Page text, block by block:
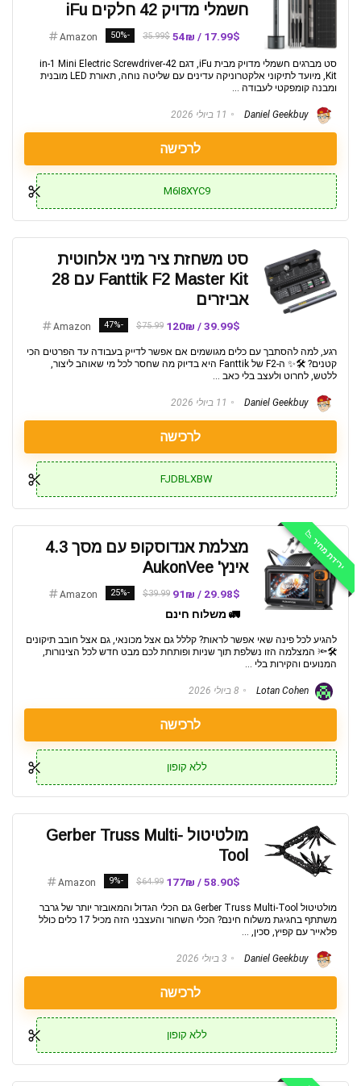
חשמלי מדויק 42 חלקים iFu
17.99$ / 54₪
35.99$
-50%
Amazon
סט מברגים חשמלי מדויק מבית iFu, דגם 42-in-1 Mini Electric Screwdriver
Kit, מיועד לתיקוני אלקטרוניקה עדינים עם שליטה נוחה, תאורת LED מובנית
ומבנה קומפקטי לעבודה ...
11 ביולי 2026
לרכישה
M6I8XYC9
סט משחזת ציר מיני אלחוטית
Fanttik F2 Master Kit עם 28
אביזרים
39.99$ / 120₪
$75.99
-47%
Amazon
רגע, למה להסתבך עם כלים מגושמים אם אפשר לדייק בעבודה עד הפרטים הכי
קטנים? 🛠️✨ ה-F2 של Fanttik היא בדיוק מה שחסר לכל מי שאוהב ליצור,
ללטש, לחרוט ולעצב בלי כאב ...
11 ביולי 2026
לרכישה
FJDBLXBW
ירידת מחיר 📉
מצלמת אנדוסקופ עם מסך 4.3
אינץ' AukonVee
29.98$ / 91₪
$39.99
-25%
Amazon
🚛 משלוח חינם
להגיע לכל פינה שאי אפשר לראות? קללל גם אצל מכונאי, גם אצל חובב תיקונים
🛠️🔦 המצלמה הזו נשלפת תוך שניות ופותחת לכם מבט חדש לכל הצינורות,
המנועים והקירות בלי ...
8 ביולי 2026
לרכישה
ללא קופון
מולטיטול Gerber Truss Multi-
Tool
58.90$ / 177₪
$64.99
-9%
Amazon
מולטיטול Gerber Truss Multi-Tool גם הכלי הגדול והמאובזר יותר של גרבר
משתתף בחגיגת משלוח חינם? הכלי השחור והעצבני הזה מכיל 17 כלים כולל
פלאייר עם קפיץ, סכין, ...
3 ביולי 2026
לרכישה
ללא קופון